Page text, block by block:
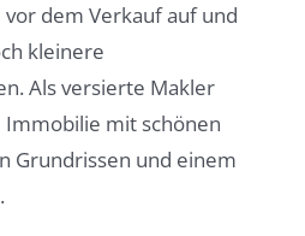
dem Verkauf auf und
kleinere
Als versierte Makler
mit schönen
Grundrissen und einem